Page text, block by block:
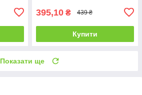
395,10 ₴ 439 ₴
Купити
Показати ще